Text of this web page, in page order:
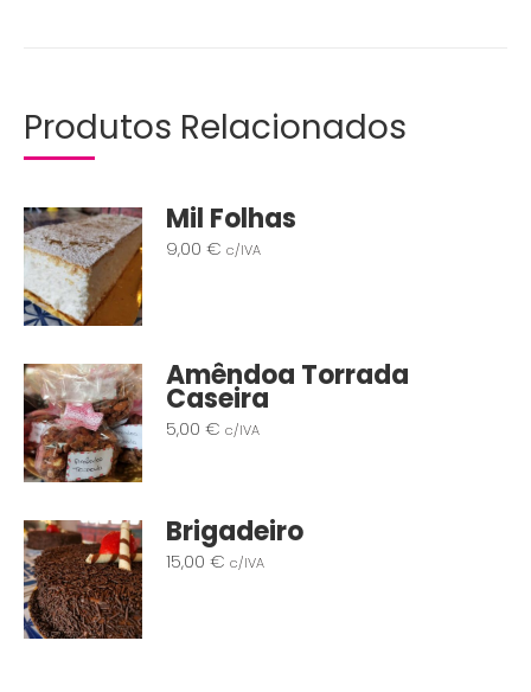
Produtos Relacionados
Mil Folhas
9,00 € c/IVA
Amêndoa Torrada
Caseira
5,00 € c/IVA
Brigadeiro
15,00 € c/IVA